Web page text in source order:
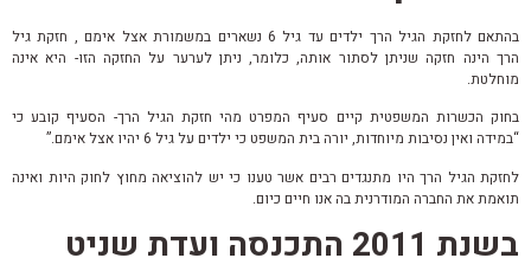
בהתאם לחזקת הגיל הרך ילדים עד גיל 6 נשארים במשמורת אצל אימם , חזקת גיל
הרך הינה חזקה שניתן לסתור אותה, כלומר, ניתן לערער על החזקה הזו- היא אינה
מוחלטת.
בחוק הכשרות המשפטית קיים סעיף המפרט מהי חזקת הגיל הרך- הסעיף קובע כי
“במידה ואין נסיבות מיוחדות, יורה בית המשפט כי ילדים על גיל 6 יהיו אצל אימם.”
לחזקת הגיל הרך היו מתנגדים רבים אשר טענו כי יש להוציאה מחוץ לחוק היות ואינה
תואמת את החברה המודרנית בה אנו חיים כיום.
בשנת 2011 התכנסה ועדת שניט